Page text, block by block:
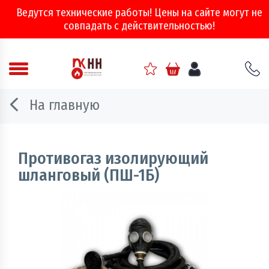
Ведутся технические работы! Цены на сайте могут не
совпадать с действительностью!
Аварийно - спасательное оборудование
Двери, ворота и люки противопожарные
Информационно-справочная литература
Огнебиозащитные составы
Огнетушители
На главную
Противогаз изолирующий
шланговый (ПШ-1Б)